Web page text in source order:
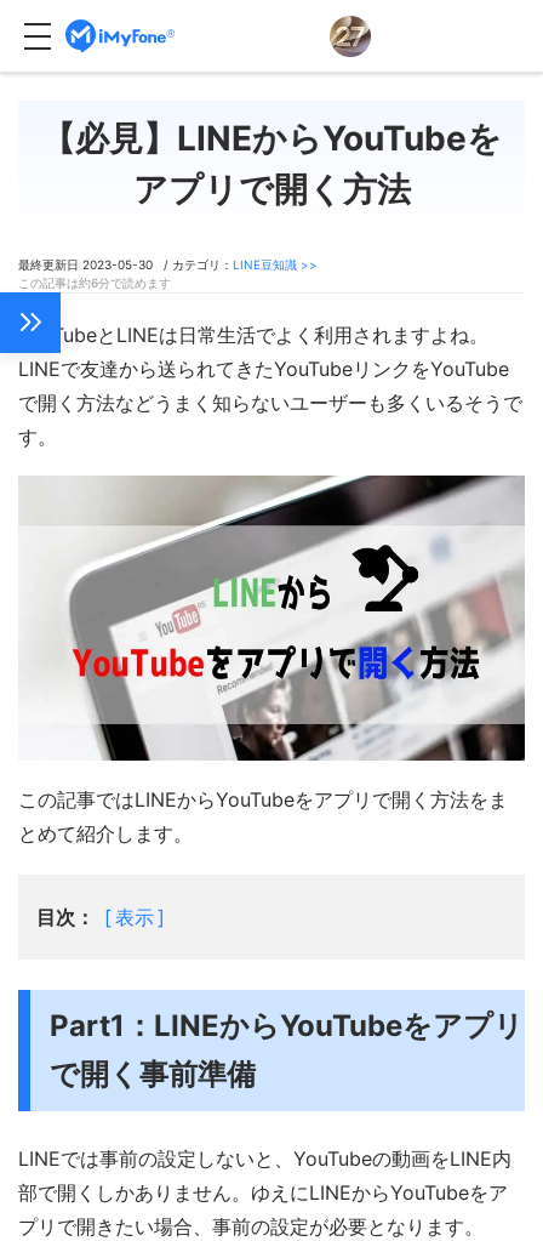
【必見】LINEからYouTubeを
アプリで開く方法
最終更新日 2023-05-30 / カテゴリ： LINE豆知識 >>
この記事は約6分で読めます
YouTubeとLINEは日常生活でよく利用されますよね。
LINEで友達から送られてきたYouTubeリンクをYouTube
で開く方法などうまく知らないユーザーも多くいるそうで
す。
この記事ではLINEからYouTubeをアプリで開く方法をま
とめて紹介します。
目次： 表示
Part1：LINEからYouTubeをアプリ
で開く事前準備
LINEでは事前の設定しないと、YouTubeの動画をLINE内
部で開くしかありません。ゆえにLINEからYouTubeをア
プリで開きたい場合、事前の設定が必要となります。